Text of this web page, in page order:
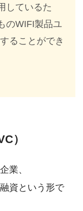
しているた
のWIFI製品ユ
ることができ
）
業、
資という形で